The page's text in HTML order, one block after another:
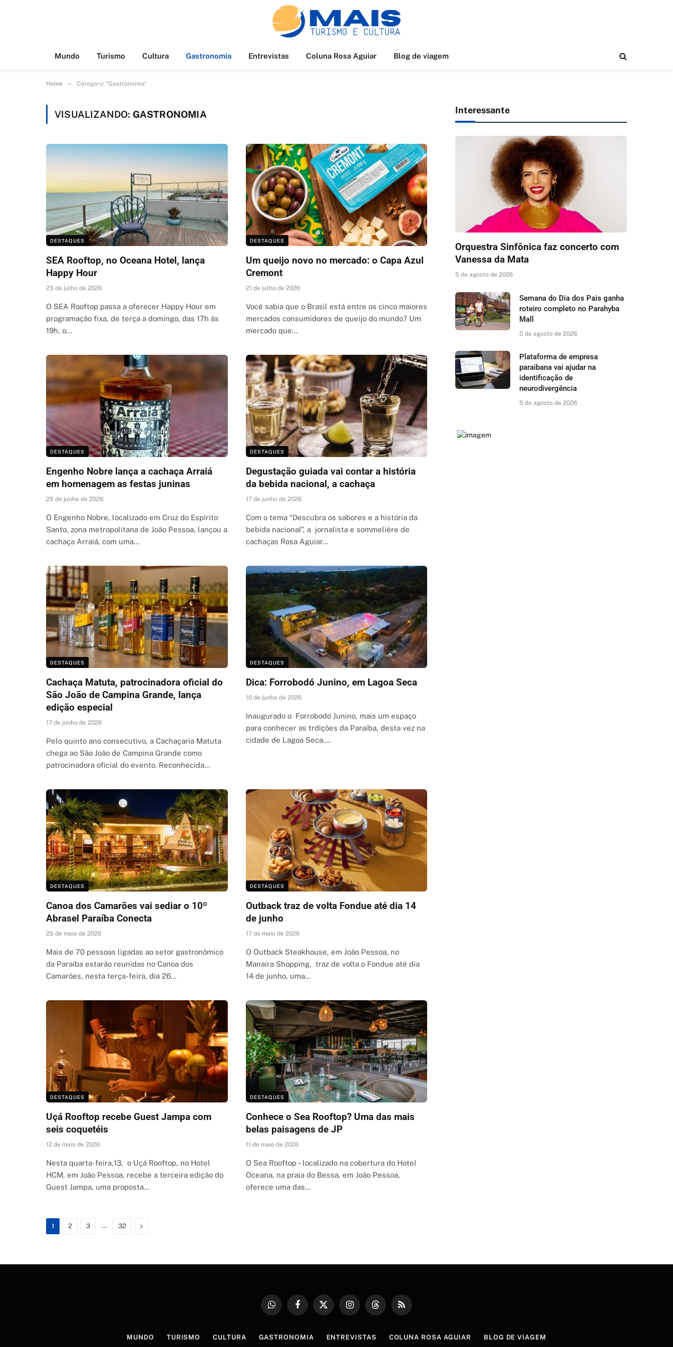
Mundo Turismo Cultura Gastronomia Entrevistas Coluna Rosa Aguiar Blog de viagem
Home » Category: "Gastronomia"
VISUALIZANDO: GASTRONOMIA
DESTAQUES
SEA Rooftop, no Oceana Hotel, lança
Happy Hour
23 de julho de 2026
O SEA Rooftop passa a oferecer Happy Hour em
programação fixa, de terça a domingo, das 17h às
19h, o…
DESTAQUES
Um queijo novo no mercado: o Capa Azul
Cremont
21 de julho de 2026
Você sabia que o Brasil está entre os cinco maiores
mercados consumidores de queijo do mundo? Um
mercado que…
DESTAQUES
Engenho Nobre lança a cachaça Arraiá
em homenagem as festas juninas
29 de junho de 2026
O Engenho Nobre, localizado em Cruz do Espírito
Santo, zona metropolitana de João Pessoa, lançou a
cachaça Arraiá, com uma…
DESTAQUES
Degustação guiada vai contar a história
da bebida nacional, a cachaça
17 de junho de 2026
Com o tema “Descubra os sabores e a história da
bebida nacional”, a jornalista e sommelière de
cachaças Rosa Aguiar…
DESTAQUES
Cachaça Matuta, patrocinadora oficial do
São João de Campina Grande, lança
edição especial
17 de junho de 2026
Pelo quinto ano consecutivo, a Cachaçaria Matuta
chega ao São João de Campina Grande como
patrocinadora oficial do evento. Reconhecida…
DESTAQUES
Dica: Forrobodó Junino, em Lagoa Seca
10 de junho de 2026
Inaugurado o Forrobodó Junino, mais um espaço
para conhecer as trdições da Paraíba, desta vez na
cidade de Lagoa Seca.…
DESTAQUES
Canoa dos Camarões vai sediar o 10º
Abrasel Paraíba Conecta
25 de maio de 2026
Mais de 70 pessoas ligadas ao setor gastronômico
da Paraíba estarão reunidas no Canoa dos
Camarões, nesta terça-feira, dia 26…
DESTAQUES
Outback traz de volta Fondue até dia 14
de junho
17 de maio de 2026
O Outback Steakhouse, em João Pessoa, no
Manaíra Shopping, traz de volta o Fondue até dia
14 de junho, uma…
DESTAQUES
Uçá Rooftop recebe Guest Jampa com
seis coquetéis
12 de maio de 2026
Nesta quarta-feira,13, o Uçá Rooftop, no Hotel
HCM, em João Pessoa, recebe a terceira edição do
Guest Jampa, uma proposta…
DESTAQUES
Conhece o Sea Rooftop? Uma das mais
belas paisagens de JP
11 de maio de 2026
O Sea Rooftop – localizado na cobertura do Hotel
Oceana, na praia do Bessa, em João Pessoa,
oferece uma das…
1 2 3 … 32 Next
Interessante
Orquestra Sinfônica faz concerto com
Vanessa da Mata
5 de agosto de 2026
Semana do Dia dos Pais ganha
roteiro completo no Parahyba
Mall
5 de agosto de 2026
Plataforma de empresa
paraibana vai ajudar na
identificação de
neurodivergência
5 de agosto de 2026
WhatsAppFacebookX
InstagramThreadsRSS
MUNDO TURISMO CULTURA GASTRONOMIA ENTREVISTAS COLUNA ROSA AGUIAR BLOG DE VIAGEM